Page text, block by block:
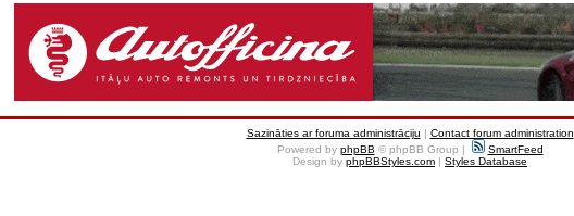
Sazināties ar foruma administrāciju | Contact forum administration
Powered by phpBB © phpBB Group |
SmartFeed
Design by phpBBStyles.com | Styles Database